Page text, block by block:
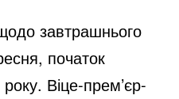
i
d
завтрашнього
початок
Віце-прем’єр-